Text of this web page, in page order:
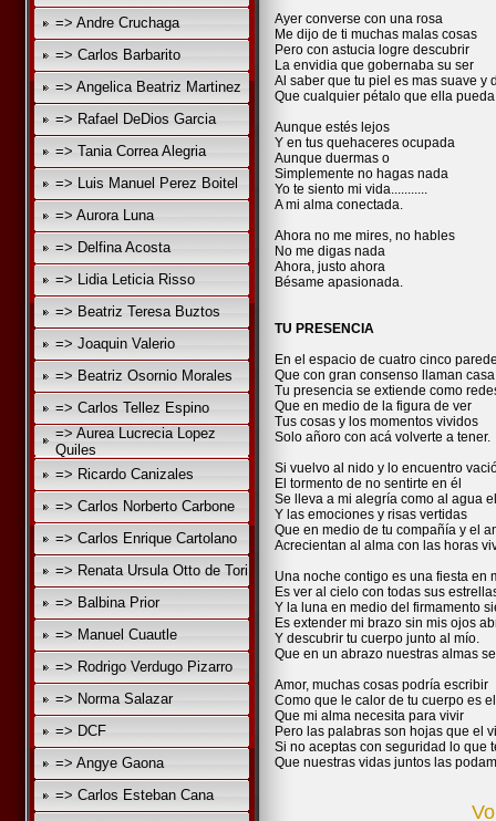
=> Andre Cruchaga
=> Carlos Barbarito
=> Angelica Beatriz Martinez
=> Rafael DeDios Garcia
=> Tania Correa Alegria
=> Luis Manuel Perez Boitel
=> Aurora Luna
=> Delfina Acosta
=> Lidia Leticia Risso
=> Beatriz Teresa Buztos
=> Joaquin Valerio
=> Beatriz Osornio Morales
=> Carlos Tellez Espino
=> Aurea Lucrecia Lopez
Quiles
=> Ricardo Canizales
=> Carlos Norberto Carbone
=> Carlos Enrique Cartolano
=> Renata Ursula Otto de Tori
=> Balbina Prior
=> Manuel Cuautle
=> Rodrigo Verdugo Pizarro
=> Norma Salazar
=> DCF
=> Angye Gaona
=> Carlos Esteban Cana
Ayer converse con una rosa
Me dijo de ti muchas malas cosas
Pero con astucia logre descubrir
La envidia que gobernaba su ser
Al saber que tu piel es mas suave y
Que cualquier pétalo que ella pueda
Aunque estés lejos
Y en tus quehaceres ocupada
Aunque duermas o
Simplemente no hagas nada
Yo te siento mi vida...........
A mi alma conectada.
Ahora no me mires, no hables
No me digas nada
Ahora, justo ahora
Bésame apasionada.
TU PRESENCIA
En el espacio de cuatro cinco
Que con gran consenso llaman casa
Tu presencia se extiende como
Que en medio de la figura de ver
Tus cosas y los momentos vividos
Solo añoro con acá volverte a tener.
Si vuelvo al nido y lo encuentro
El tormento de no sentirte en él
Se lleva a mi alegría como al agua
Y las emociones y risas vertidas
Que en medio de tu compañía y el
Acrecientan al alma con las horas
Una noche contigo es una fiesta en
Es ver al cielo con todas sus
Y la luna en medio del firmamento
Es extender mi brazo sin mis ojos
Y descubrir tu cuerpo junto al mío.
Que en un abrazo nuestras almas
Amor, muchas cosas podría escribir
Como que le calor de tu cuerpo es
Que mi alma necesita para vivir
Pero las palabras son hojas que el
Si no aceptas con seguridad lo que
Que nuestras vidas juntos las